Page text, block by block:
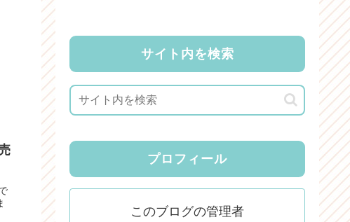
サイト内を検索
プロフィール
このブログの管理者